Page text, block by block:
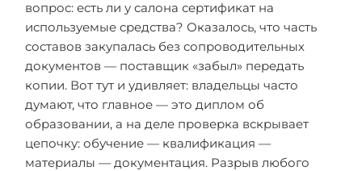
вопрос: есть ли у салона сертификат на
используемые средства? Оказалось, что часть
составов закупалась без сопроводительных
документов — поставщик «забыл» передать
копии. Вот тут и удивляет: владельцы часто
думают, что главное — это диплом об
образовании, а на деле проверка вскрывает
цепочку: обучение — квалификация —
материалы — документация. Разрыв любого